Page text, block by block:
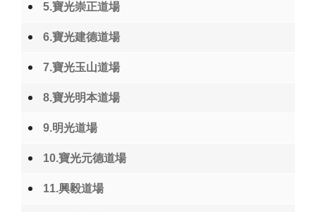
5.寶光崇正道場
6.寶光建德道場
7.寶光玉山道場
8.寶光明本道場
9.明光道場
10.寶光元德道場
11.興毅道場